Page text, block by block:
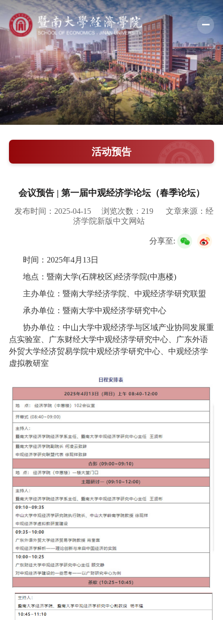
学院概况
新闻中心
师资队伍
科学研究
教学培养
学院党建
人才引进
访客 招聘 校友 教职工
活动预告
会议预告 | 第一届中观经济学论坛（春季论坛）
发布时间：2025-04-15 浏览次数： 219
文章来源：经
济学院新版中文网站
分享至:
时间： 2025年4月 13日
地点：暨南大学(石牌校区)经济学院(中惠楼)
主办单位：暨南大学经济学院、中观经济学研究联盟
承办单位：暨南大学中观经济学研究中心
协办单位：中山大学中观经济学与区域产业协同发展重
点实验室、广东财经大学中观经济学研究中心、广东外语
外贸大学经济贸易学院中观经济学研究中心、中观经济学
虚拟教研室